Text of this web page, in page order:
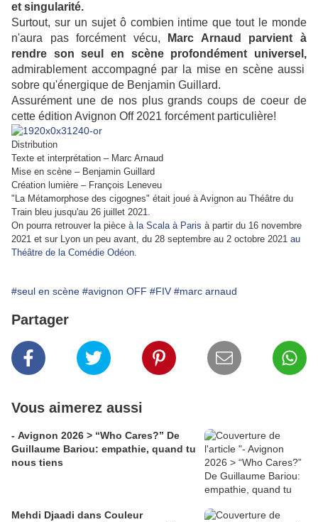
et singularité.
Surtout, sur un sujet ô combien intime que tout le monde
n'aura pas forcément vécu,
Marc Arnaud parvient à
rendre son seul en scène profondément universel,
admirablement accompagné par la mise en scène aussi
sobre qu'énergique de Benjamin Guillard.
Assurément une de nos plus grands coups de coeur de
cette édition Avignon Off 2021 forcément particulière!
Distribution
Texte et interprétation – Marc Arnaud
Mise en scène – Benjamin Guillard
Création lumière – François Leneveu
"La Métamorphose des cigognes" était joué à Avignon au Théâtre du
Train bleu jusqu'au 26 juillet 2021.
On pourra retrouver la pièce à la Scala à Paris à partir du 16 novembre
2021 et sur Lyon un peu avant, du 28 septembre au 2 octobre 2021 au
Théâtre de la Comédie Odéon.
#seul en scène #avignon OFF #FIV #marc arnaud
Partager
Vous aimerez aussi
- Avignon 2026 > “Who Cares?” De
Guillaume Bariou: empathie, quand tu
nous tiens
Mehdi Djaadi dans Couleur